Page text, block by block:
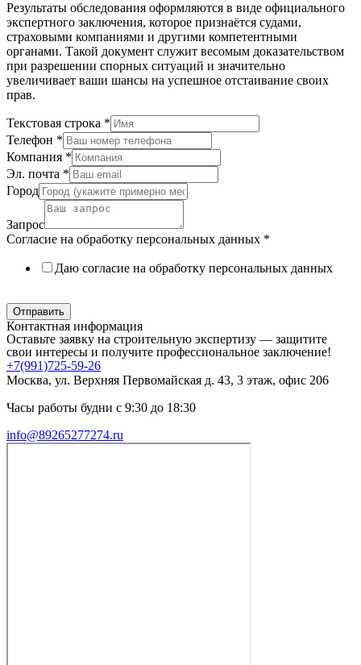
Результаты обследования оформляются в виде официального
экспертного заключения, которое признаётся судами,
страховыми компаниями и другими компетентными
органами. Такой документ служит весомым доказательством
при разрешении спорных ситуаций и значительно
увеличивает ваши шансы на успешное отстаивание своих
прав.
Текстовая строка *
Телефон *
Компания *
Эл. почта *
Город
Запрос
Согласие на обработку персональных данных *
Даю согласие на обработку персональных данных
Отправить
Контактная информация
Оставьте заявку на строительную экспертизу — защитите
свои интересы и получите профессиональное заключение!
+7(991)725-59-26
Москва, ул. Верхняя Первомайская д. 43, 3 этаж, офис 206
Часы работы будни с 9:30 до 18:30
info@89265277274.ru